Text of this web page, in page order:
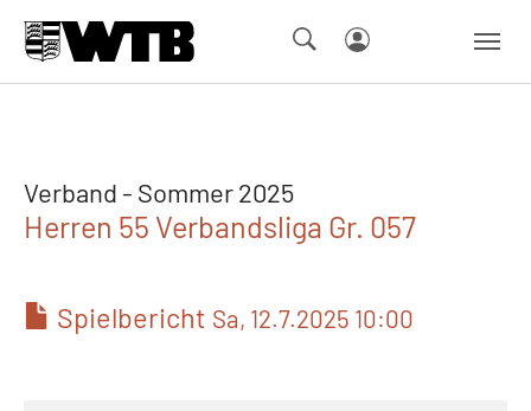
Verband - Sommer 2025
Herren 55 Verbandsliga Gr. 057
Spielbericht Sa, 12.7.2025 10:00